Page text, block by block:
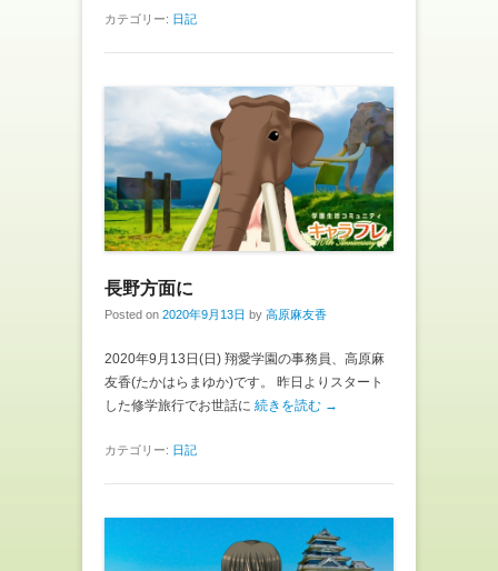
カテゴリー: 日記
長野方面に
Posted on 2020年9月13日 by 高原麻友香
2020年9月13日(日) 翔愛学園の事務員、高原麻
友香(たかはらまゆか)です。 昨日よりスタート
した修学旅行でお世話に 続きを読む →
カテゴリー: 日記